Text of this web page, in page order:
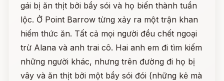
gái bị ăn thịt bởi bầy sói và họ biến thành tuần
lộc. Ở Point Barrow từng xảy ra một trận khan
hiếm thức ăn. Tất cả mọi người đều chết ngoại
trừ Alana và anh trai cô. Hai anh em đi tìm kiếm
những người khác, nhưng trên đường đi họ bị
vây và ăn thịt bởi một bầy sói đói (những kẻ mà